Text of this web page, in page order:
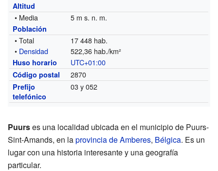
Altitud
• Media 5 m s. n. m.
Población
• Total
17 448 hab.
• Densidad 522,36 hab./km²
Huso horario UTC+01:00
Código postal 2870
Prefijo
telefónico
03 y 052
Puurses una localidad ubicada en el municipio de Puurs-
Sint-Amands, en laprovincia de Amberes, Bélgica. Es un
lugar con una historia interesante y una geografía
particular.